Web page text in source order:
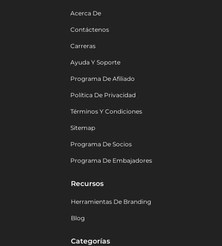
Acerca De
Contáctenos
Carreras
Ayuda Y Soporte
Programa De Afiliado
Política De Privacidad
Términos Y Condiciones
Sitemap
Programa De Socios
Programa De Embajadores
Recursos
Herramientas De Branding
Blog
Categorías